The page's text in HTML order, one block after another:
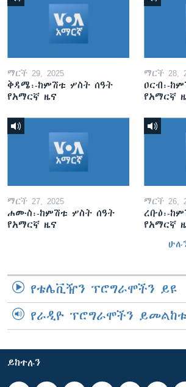
ማርች 29, 2025
ቅዳሜ፡-ከምሽቱ ሦስት ሰዓት
የአማርኛ ዜና
ማርች 28,
ዐርብ፡-
የአማርኛ
ማርች 27, 2025
ሐሙስ፡-ከምሽቱ ሦስት ሰዓት
የአማርኛ ዜና
ማርች 26,
ረቡዕ፡-
የአማርኛ
የቴሌቪዥን ፕሮግራሞችን ይዩ
የራዲዮ ፕሮግራሞችን ይመልከቱ
ይከተሉን